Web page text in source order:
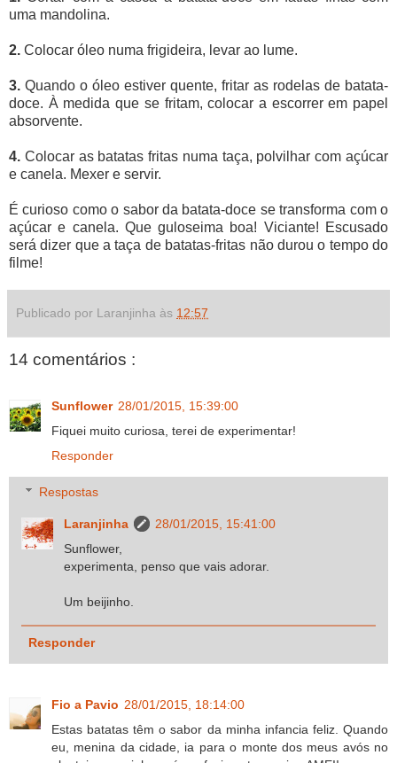
uma mandolina.
2. Colocar óleo numa frigideira, levar ao lume.
3. Quando o óleo estiver quente, fritar as rodelas de batata-
doce. À medida que se fritam, colocar a escorrer em papel
absorvente.
4. Colocar as batatas fritas numa taça, polvilhar com açúcar
e canela. Mexer e servir.
É curioso como o sabor da batata-doce se transforma com o
açúcar e canela. Que guloseima boa! Viciante! Escusado
será dizer que a taça de batatas-fritas não durou o tempo do
filme!
Publicado por Laranjinha às 12:57
14 comentários :
Sunflower 28/01/2015, 15:39:00
Fiquei muito curiosa, terei de experimentar!
Responder
Respostas
Laranjinha
28/01/2015, 15:41:00
Sunflower,
experimenta, penso que vais adorar.
Um beijinho.
Responder
Fio a Pavio 28/01/2015, 18:14:00
Estas batatas têm o sabor da minha infancia feliz. Quando
eu, menina da cidade, ia para o monte dos meus avós no